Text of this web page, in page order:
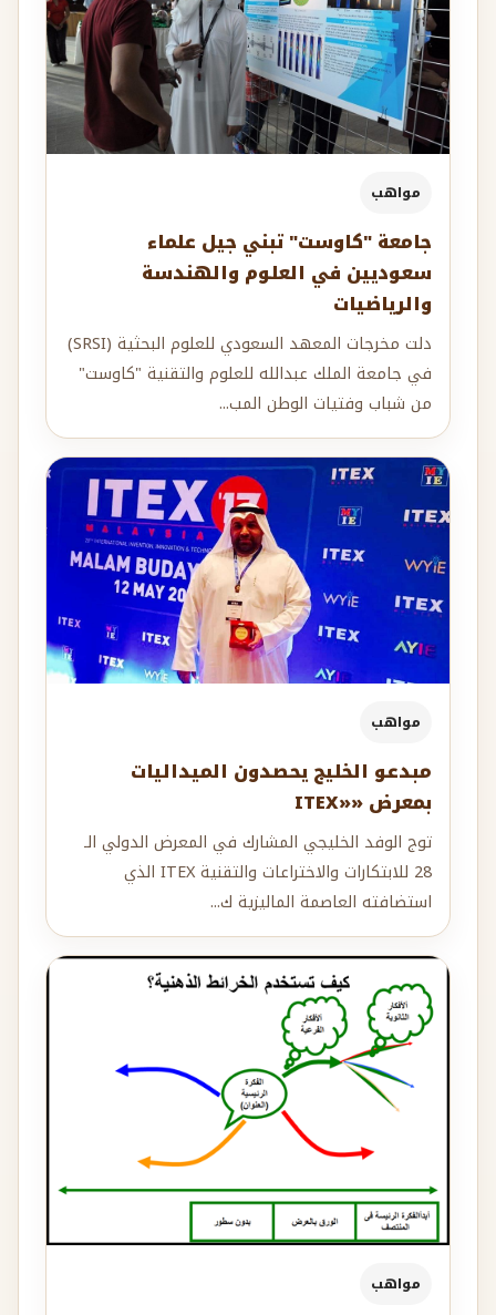
مواهب
جامعة "كاوست" تبني جيل علماء
سعوديين في العلوم والهندسة
والرياضيات
دلت مخرجات المعهد السعودي للعلوم البحثية (SRSI)
في جامعة الملك عبدالله للعلوم والتقنية "كاوست"
من شباب وفتيات الوطن المب...
مواهب
مبدعو الخليج يحصدون الميداليات
بمعرض «ITEX‎»‎
توج الوفد الخليجي المشارك في المعرض الدولي الـ
28 للابتكارات والاختراعات والتقنية ITEX الذي
استضافته العاصمة الماليزية ك...
مواهب